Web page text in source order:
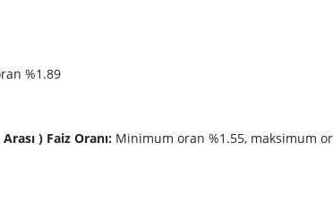
%1.89
) Faiz Oranı: Minimum oran %1.55, maksimum